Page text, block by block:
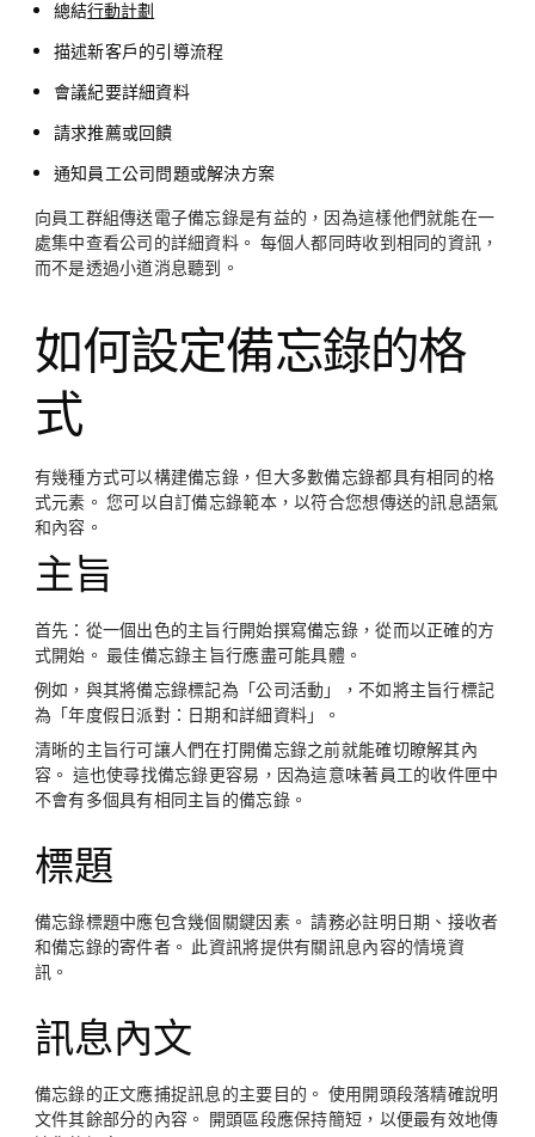
總結行動計劃
描述新客戶的引導流程
會議紀要詳細資料
請求推薦或回饋
通知員工公司問題或解決方案
向員工群組傳送電子備忘錄是有益的，因為這樣他們就能在一
處集中查看公司的詳細資料。 每個人都同時收到相同的資訊，
而不是透過小道消息聽到。
如何設定備忘錄的格
式
有幾種方式可以構建備忘錄，但大多數備忘錄都具有相同的格
式元素。 您可以自訂備忘錄範本，以符合您想傳送的訊息語氣
和內容。
主旨
首先：從一個出色的主旨行開始撰寫備忘錄，從而以正確的方
式開始。 最佳備忘錄主旨行應盡可能具體。
例如，與其將備忘錄標記為「公司活動」，不如將主旨行標記
為「年度假日派對：日期和詳細資料」。
清晰的主旨行可讓人們在打開備忘錄之前就能確切瞭解其內
容。 這也使尋找備忘錄更容易，因為這意味著員工的收件匣中
不會有多個具有相同主旨的備忘錄。
標題
備忘錄標題中應包含幾個關鍵因素。 請務必註明日期、接收者
和備忘錄的寄件者。 此資訊將提供有關訊息內容的情境資
訊。
訊息內文
備忘錄的正文應捕捉訊息的主要目的。 使用開頭段落精確說明
文件其餘部分的內容。 開頭區段應保持簡短，以便最有效地傳